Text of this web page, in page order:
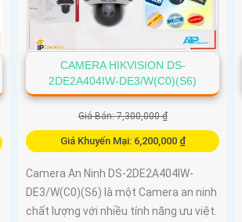
CAMERA HIKVISION DS-
2DE2A404IW-DE3/W(C0)(S6)
Giá Bán: 7,300,000 ₫
Giá Khuyến Mại: 6,200,000 ₫
Camera An Ninh DS-2DE2A404IW-
DE3/W(C0)(S6) là một Camera an ninh
chất lượng với nhiều tính năng ưu việt.